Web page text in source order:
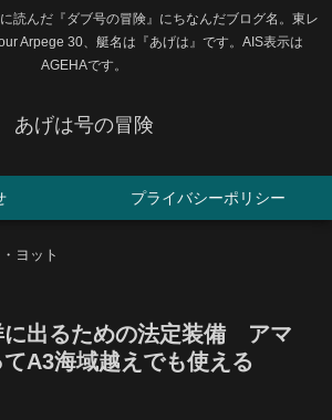
読んだ『ダブ号の冒険』にちなんだブログ名。東レ
Arpege 30、艇名は『あげは』です。AIS表示は
AGEHAです。
あげは号の冒険
プライバシーポリシー
ヨット
に出るための法定装備 アマ
A3海域越えでも使える